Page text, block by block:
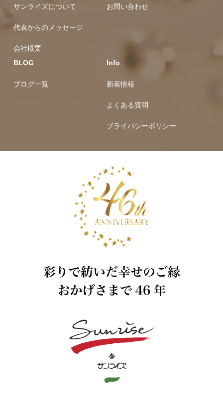
サンライズについて
代表からのメッセージ
会社概要
お問い合わせ
BLOG
ブログ一覧
Info
新着情報
よくある質問
プライバシーポリシー